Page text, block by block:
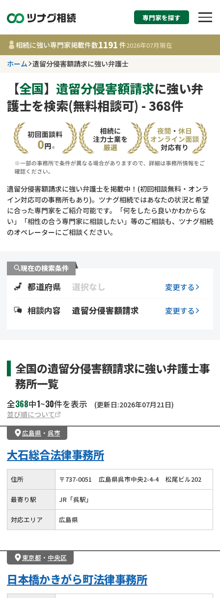
相続税申告・相続手
す
都道府県を選択
事務所 1191
件
相談内容で探す
相続登記
遺留分侵害額請求
贈与税
産)
コラム
相続手続き
不動産の相続
専門家を探す
相続に強い専門家掲載件数1191 件2026年07月現在
ホーム 遺留分侵害額請求に強い弁護士
【全国】 遺留分侵害額請求に強い弁
護士を検索(無料相談可) - 368件
遺留分侵害額請求に強い弁護士を掲載中！(初回相談無料・オンラ
イン対応可の事務所もあり)。ツナグ相続ではあなたの状況と希望
に合った専門家をご紹介可能です。「何をしたら良いかわからな
い」「相性の合う専門家に相談したい」等のご相談も、ツナグ相続
のオペレーターにご相談ください。
現在の検索条件
都道府県 選択なし 変更する
相談内容 遺留分侵害額請求 変更する
全国の遺留分侵害額請求に強い弁護士事
務所一覧
全368中1~30件を表示
(更新日:2026年07月21日)
並び順について
広島県 ・ 呉市
大石総合法律事務所
住所 〒737-0051 広島県呉市中央2-4-4 松尾ビル202
最寄り駅 JR「呉駅」
対応エリア 広島県
東京都 ・ 中央区
日本橋かきがら町法律事務所